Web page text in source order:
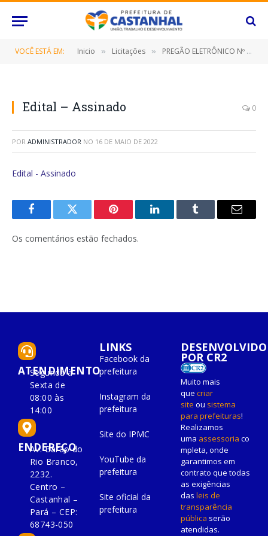
VOCÊ ESTÁ EM: Inicio » Licitações » PREGÃO ELETRÔNICO Nº 042/2022-SRP (CONTRATAÇÃO DE EMPRESA ESPECIALIZADA PARA FORNECIMENTO COMBUSTÍVEIS E LUBRIFICANTES)
Edital – Assinado 0
POR ADMINISTRADOR NO 16 DE MAIO DE 2022
Edital - Assinado
FacebookTwitter Pinterest O
Tumblr
E-
Os comentários estão fechados.
ATENDIMENTO
Segunda à
Sexta de
08:00 às
14:00
ENDEREÇO
Av. Barão do
Rio Branco,
2232.
Centro –
Castanhal –
Pará – CEP:
68743-050
LINKS
Facebook da
prefeitura
Instagram da
prefeitura
Site do IPMC
YouTube da
prefeitura
Site oficial da
prefeitura
DESENVOLVIDO
POR CR2
Muito mais
que criar
site ou sistema
para prefeituras!
Realizamos
uma assessoria co
mpleta, onde
garantimos em
contrato que todas
as exigências
das leis de
transparência
pública serão
atendidas.